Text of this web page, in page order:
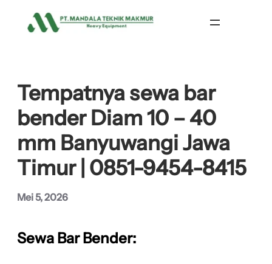
Tempatnya sewa bar
bender Diam 10 – 40
mm Banyuwangi Jawa
Timur | 0851-9454-8415
Mei 5, 2026
Sewa Bar Bender: